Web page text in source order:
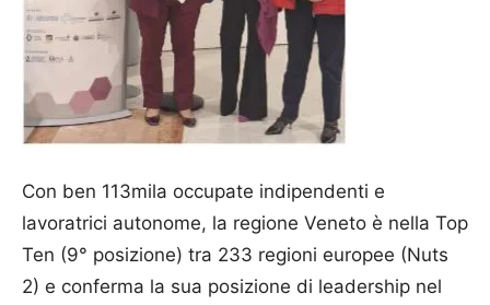
Con ben 113mila occupate indipendenti e
lavoratrici autonome, la regione Veneto è nella Top
Ten (9° posizione) tra 233 regioni europee (Nuts
2) e conferma la sua posizione di leadership nel